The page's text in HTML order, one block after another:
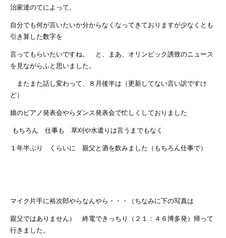
治家達のてによって。
自分でも何が言いたいか分からなくなってきておりますが少なくとも
引き算した数字を
言ってもらいたいですね。 と、まあ、オリンピック誘致のニュース
を見ながらふと思いました。
またまた話し変わって、８月後半は（更新してない言い訳ですけ
ど）
娘のピアノ発表会やらダンス発表会で忙しくしておりました
もちろん 仕事も 草刈や水遣りは言うまでもなく
１年半ぶり くらいに 親父と酒を飲みました（もちろん仕事で）
マイク片手に裕次郎やらなんやら・・・（ちなみに下の写真は
親父ではありません） 終電できっちり（２１：４６博多発）帰って
行きました。